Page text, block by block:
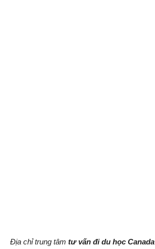
Địa chỉ trung tâm tư vấn đi du học Canada